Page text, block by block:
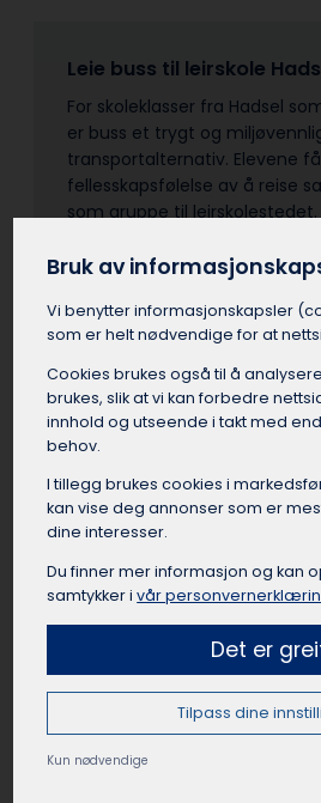
Leie buss til leirskole
For skoleklasser fra Hadsel
er buss et trygt og
transportalternativ. Elevene
fellesskapsfølelse av å reise
som gruppe til leirskolestedet.
med god plass til bagasje, og
leiebuss er reisen til leirskolen
komfortabel og sosial start
Idrettslag, foreninger, klubber
i Hadsel har mange
Det kan være lettere å leie
skal til kamper, cuper,
Hadsel som lag eller forening
og lagånd, samtidig som det
rimelig reisemåte når mange
Busselskapet i Hadsel kan
at bussen er utstyrt med det
Bruk av
Vi benytter informasjons­kapsler
som er helt nødvendige for at
Cookies brukes også til å
brukes, slik at vi kan forbedre
innhold og utseende i takt med
behov.
I tillegg brukes cookies i
kan vise deg annonser som er
dine interesser.
Du finner mer informasjon og kan
samtykker ivår
Det er
Tilpass dine
Kun nødvendige